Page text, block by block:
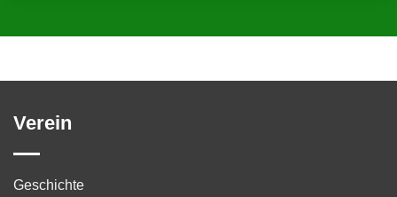
Verein
Geschichte